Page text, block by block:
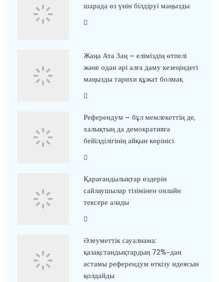
шарада өз үнін білдіруі маңызды
Жаңа Ата Заң – еліміздің өтпелі
және одан әрі алға даму кезеңіндегі
маңызды тарихи құжат болмақ
Референдум – бұл мемлекеттің де,
халықтың да демократияға
бейілділігінің айқын көрінісі
Қарағандылықтар өздерін
сайлаушылар тізімінен онлайн
тексере алады
Әлеуметтік сауалнама:
қазақстандықтардың 72%-дан
астамы референдум өткізу идеясын
қолдайды